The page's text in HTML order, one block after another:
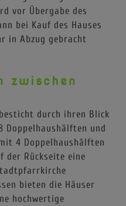
vor Übergabe des
bei Kauf des Hauses
in Abzug gebracht
zwischen
durch ihren Blick
Doppelhaushälften und
4 Doppelhaushälften
der Rückseite eine
bieten die Häuser
hochwertige